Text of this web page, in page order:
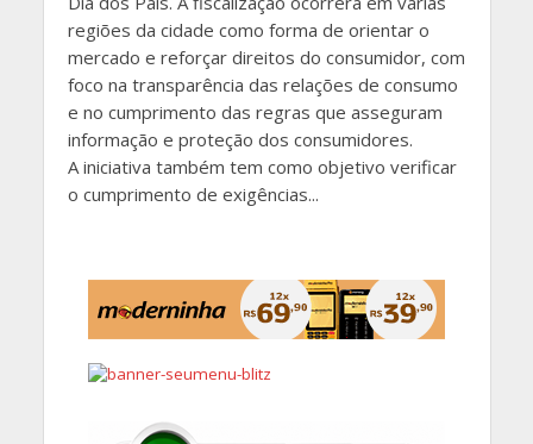
regiões da cidade como forma de orientar o
mercado e reforçar direitos do consumidor, com
foco na transparência das relações de consumo
e no cumprimento das regras que asseguram
informação e proteção dos consumidores.
A iniciativa também tem como objetivo verificar
o cumprimento de exigências...